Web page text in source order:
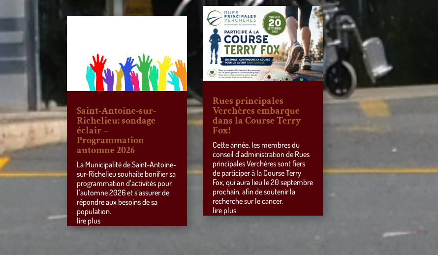
Saint-Antoine-sur-
Richelieu: sondage
éclair –
Programmation
automne 2026
La Municipalité de Saint-Antoine-
sur-Richelieu souhaite bonifier sa
programmation d’activités pour
l’automne 2026 et s’assurer de
répondre aux besoins de sa
population.
lire plus
Rues principales
Verchères embarque
dans la Course Terry
Fox!
Cette année, les membres du
conseil d’administration de Rues
principales Verchères sont fiers
de participer à la Course Terry
Fox, qui aura lieu le 20 septembre
prochain, afin de soutenir la
recherche sur le cancer.
lire plus